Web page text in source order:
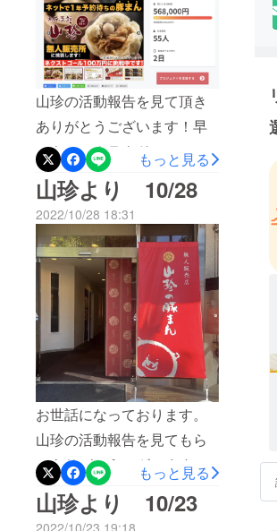
成できました！いつでも山
珍の豚まんを楽しんでもら
える無人販売所も完成し、
本店のリニューアルも終え
ています！今後とも山珍を
よろしくお願いします！
山珍の活動報告を見て頂き
ありがとうございます！早
いものでクラウドファン
ディングも残り2日となりま
した！初めてのクラウド
ファンディングでしたが、
皆様のご支援を頂戴し、50
万円の目標を達成すること
ができました！本日までの
状況は、支援金額：568,000
円支援人数：55人と本当に
たくさんの方にご支援を頂
戴しております。山珍ス
タッフ一同心より感謝して
おります。10月31日23:59ま
での公開期間となりますが
最後まで頑張りますので、
もっと見る
山珍より 10/28
2022/10/28 18:31
お世話になっております。
山珍の活動報告を見てもら
いありがとうございます。
最近は製造がなかなか追い
つかず・・・バタバタとさ
もっと見る
山珍より 10/23